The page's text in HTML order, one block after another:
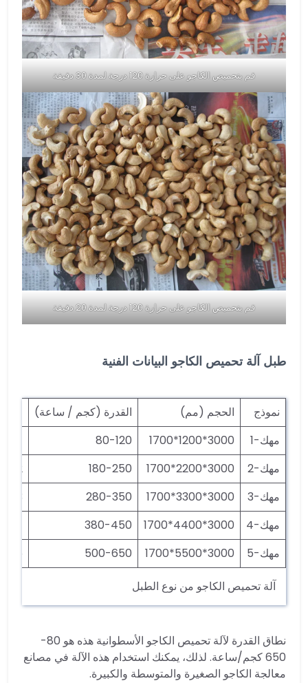
قم بتحميص الكاجو على حرارة 120 درجة لمدة 30 دقيقة
قم بتحميص الكاجو على حرارة 120 درجة لمدة 20 دقيقة
طبل آلة تحميص الكاجو البيانات الفنية
نموذج الحجم (مم) القدرة (كجم / ساعة)
مهك-1
3000*1200*1700
80-120
مهك-2
3000*2200*1700
180-250
2.2
مهك-3
3000*3300*1700
280-350
مهك-4
3000*4400*1700
380-450
مهك-5
3000*5500*1700
500-650
آلة تحميص الكاجو من نوع الطبل
نطاق القدرة لآلة تحميص الكاجو الأسطوانية هذه هو 80-
650 كجم/ساعة. لذلك، يمكنك استخدام هذه الآلة في مصانع
معالجة الكاجو الصغيرة والمتوسطة والكبيرة.